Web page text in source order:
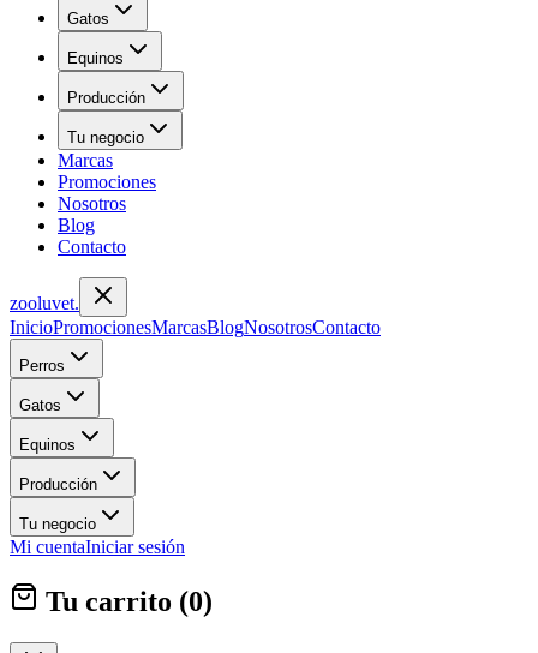
Gatos
Equinos
Producción
Tu negocio
Marcas
Promociones
Nosotros
Blog
Contacto
zooluvet.
InicioPromocionesMarcasBlogNosotrosContacto
Perros
Gatos
Equinos
Producción
Tu negocio
Mi cuentaIniciar sesión
Tu carrito (0)